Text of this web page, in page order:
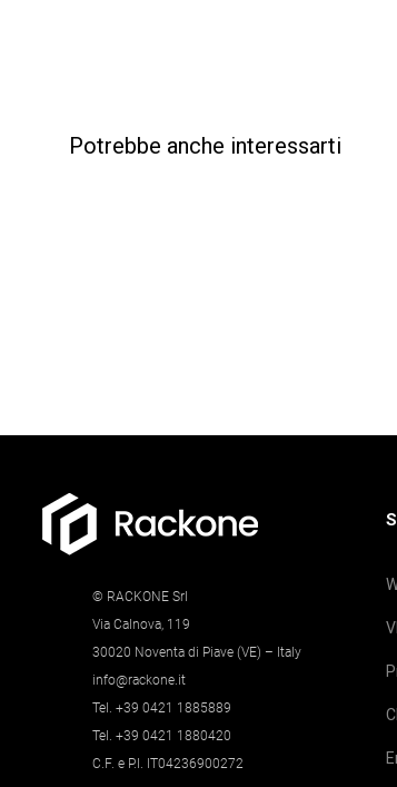
Potrebbe anche interessarti
© RACKONE Srl
Via Calnova, 119
30020 Noventa di Piave (VE) – Italy
info@rackone.it
Tel. +39 0421 1885889
Tel. +39 0421 1880420
C.F. e P.I. IT04236900272